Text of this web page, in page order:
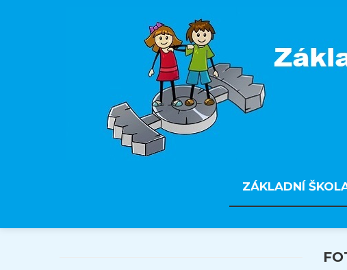
ZÁKLADNÍ